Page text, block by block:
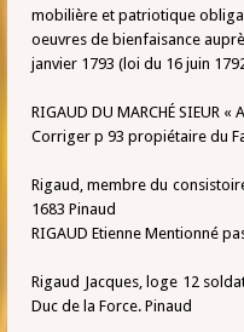
mobilière et patriotique
oeuvres de bienfaisance
janvier 1793 (loi du 16 juin
RIGAUD DU MARCHÉ SIEUR
Corriger p 93 propiétaire du
Rigaud, membre du
1683 Pinaud
RIGAUD Etienne Mentionné
Rigaud Jacques, loge 12
Duc de la Force. Pinaud